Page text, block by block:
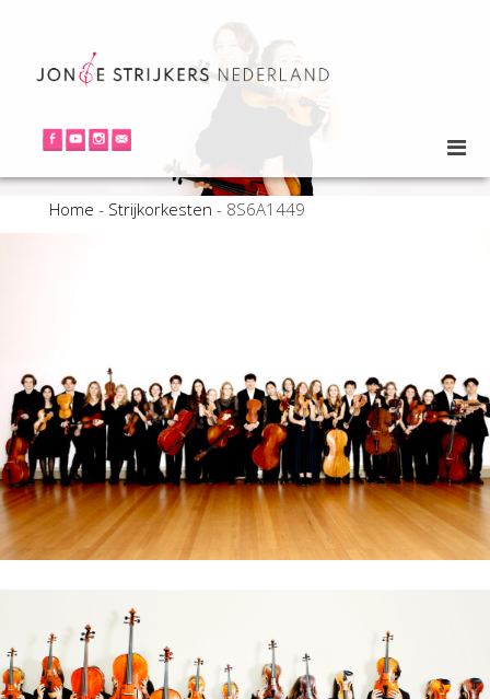
Home - Strijkorkesten - 8S6A1449